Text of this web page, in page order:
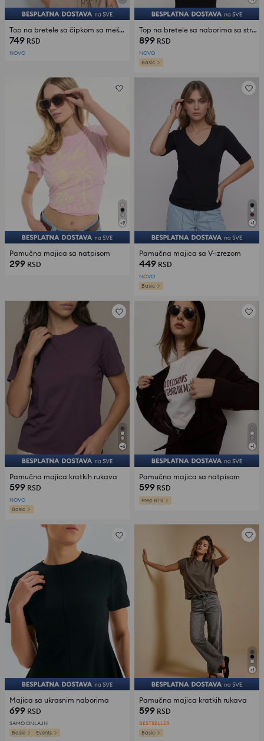
Top na bretele sa čipkom sa mešavinom viskoze
749 RSD
NOVO
Top na bretele sa naborima sa strane
899 RSD
NOVO
Basic
+9
Pamučna majica sa natpisom
299 RSD
+1
Pamučna majica sa V-izrezom
449 RSD
NOVO
Basic
+6
Pamučna majica kratkih rukava
599 RSD
NOVO
Basic
+1
Pamučna majica sa natpisom
599 RSD
Prep BTS
Majica sa ukrasnim naborima
699 RSD
SAMO ONLAJN
Basic
Events
+1
Pamučna majica kratkih rukava
599 RSD
BESTSELLER
Basic